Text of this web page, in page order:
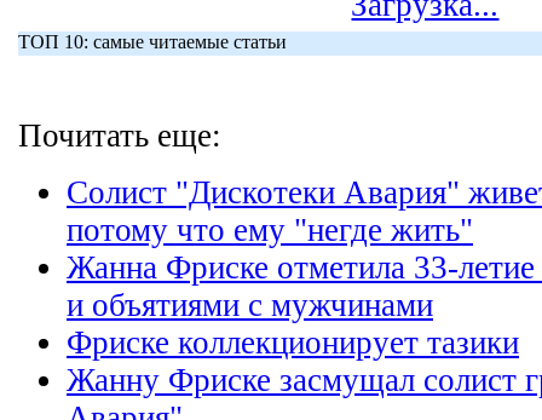
ТОП 10: самые читаемые статьи
Почитать еще:
Солист "Дискотеки Авария"
потому что ему "негде жить"
Жанна Фриске отметила 33-
и объятиями с мужчинами
Фриске коллекционирует тазики
Жанну Фриске засмущал солист